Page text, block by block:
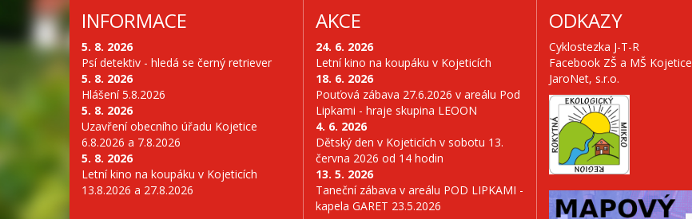
INFORMACE
5. 8. 2026
Psí detektiv - hledá se černý retriever
5. 8. 2026
Hlášení 5.8.2026
5. 8. 2026
Uzavření obecního úřadu Kojetice
6.8.2026 a 7.8.2026
5. 8. 2026
Letní kino na koupáku v Kojeticích
13.8.2026 a 27.8.2026
AKCE
24. 6. 2026
Letní kino na koupáku v Kojeticích
18. 6. 2026
Pouťová zábava 27.6.2026 v areálu Pod
Lipkami - hraje skupina LEOON
4. 6. 2026
Dětský den v Kojeticích v sobotu 13.
června 2026 od 14 hodin
13. 5. 2026
Taneční zábava v areálu POD LIPKAMI -
kapela GARET 23.5.2026
ODKAZY
Cyklostezka J-T-R
Facebook ZŠ a MŠ Kojetice
JaroNet, s.r.o.